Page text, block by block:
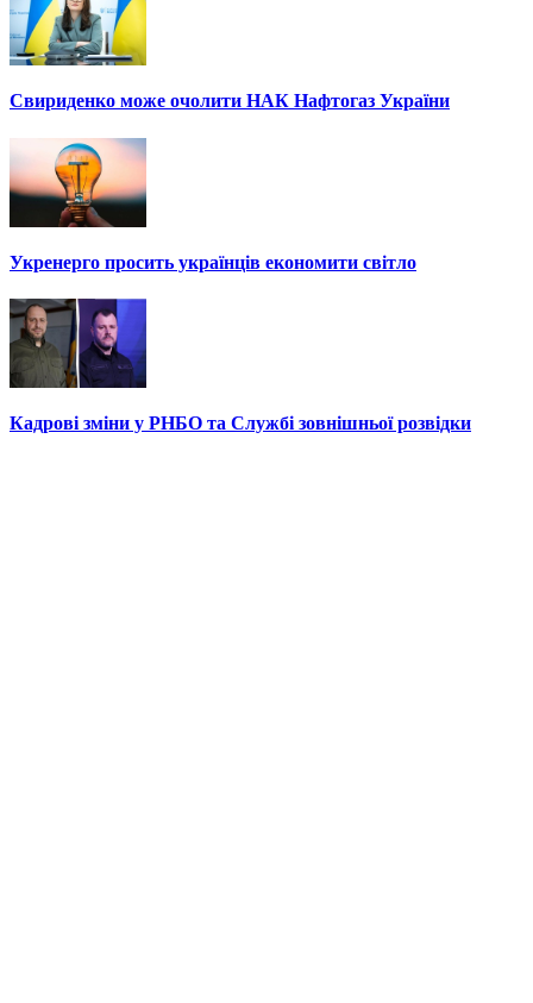
Свириденко може очолити НАК Нафтогаз України
Укренерго просить українців економити світло
Кадрові зміни у РНБО та Службі зовнішньої розвідки